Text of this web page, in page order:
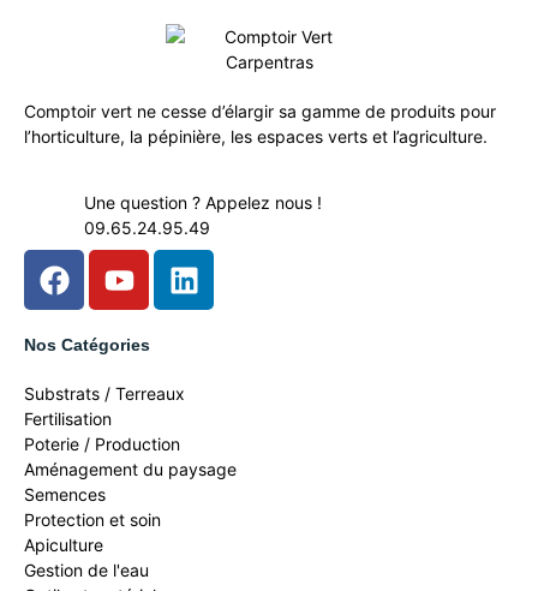
Comptoir vert ne cesse d’élargir sa gamme de produits pour
l’horticulture, la pépinière, les espaces verts et l’agriculture.
Une question ? Appelez nous !
09.65.24.95.49
Nos Catégories
Substrats / Terreaux
Fertilisation
Poterie / Production
Aménagement du paysage
Semences
Protection et soin
Apiculture
Gestion de l'eau